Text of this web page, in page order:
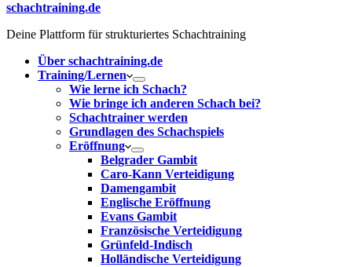
schachtraining.de
Deine Plattform für strukturiertes Schachtraining
Über schachtraining.de
Training/Lernen
Wie lerne ich Schach?
Wie bringe ich anderen Schach bei?
Schachtrainer werden
Grundlagen des Schachspiels
Eröffnung
Belgrader Gambit
Caro-Kann Verteidigung
Damengambit
Englische Eröffnung
Evans Gambit
Französische Verteidigung
Grünfeld-Indisch
Holländische Verteidigung